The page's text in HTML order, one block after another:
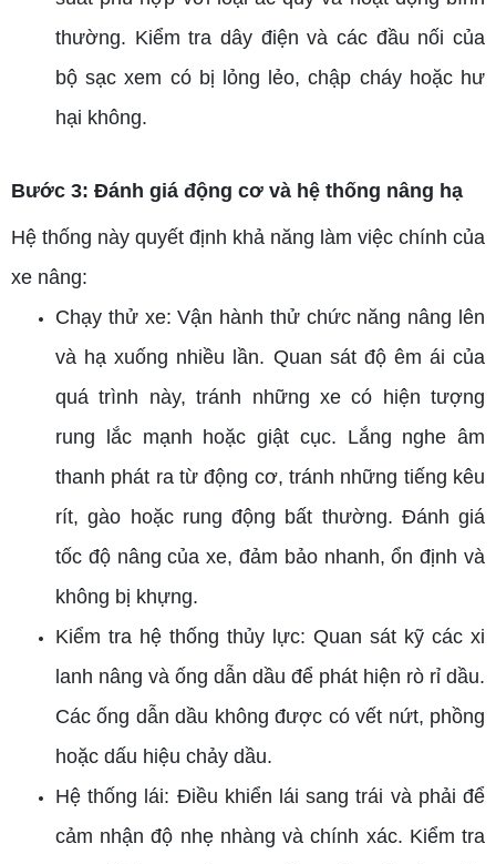
thường. Kiểm tra dây điện và các đầu nối của
bộ sạc xem có bị lỏng lẻo, chập cháy hoặc hư
hại không.
Bước 3: Đánh giá động cơ và hệ thống nâng hạ
Hệ thống này quyết định khả năng làm việc chính của
xe nâng:
Chạy thử xe: Vận hành thử chức năng nâng lên
và hạ xuống nhiều lần. Quan sát độ êm ái của
quá trình này, tránh những xe có hiện tượng
rung lắc mạnh hoặc giật cục. Lắng nghe âm
thanh phát ra từ động cơ, tránh những tiếng kêu
rít, gào hoặc rung động bất thường. Đánh giá
tốc độ nâng của xe, đảm bảo nhanh, ổn định và
không bị khựng.
Kiểm tra hệ thống thủy lực: Quan sát kỹ các xi
lanh nâng và ống dẫn dầu để phát hiện rò rỉ dầu.
Các ống dẫn dầu không được có vết nứt, phồng
hoặc dấu hiệu chảy dầu.
Hệ thống lái: Điều khiển lái sang trái và phải để
cảm nhận độ nhẹ nhàng và chính xác. Kiểm tra